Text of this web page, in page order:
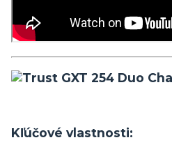
Kľúčové vlastnosti: